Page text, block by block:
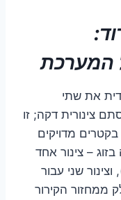
המערכת
את שתי
צינורית דקה; זו
מדויקים
– צינור אחד
שני עבור
ממחזור הקירור